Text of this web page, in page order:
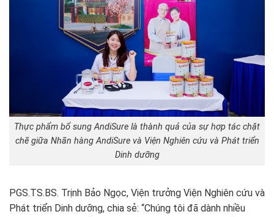
Thực phẩm bổ sung AndiSure là thành quả của sự hợp tác chặt
chẽ giữa Nhãn hàng AndiSure và Viện Nghiên cứu và Phát triển
Dinh dưỡng
PGS.TS.BS. Trịnh Bảo Ngọc, Viện trưởng Viện Nghiên cứu và
Phát triển Dinh dưỡng, chia sẻ: “Chúng tôi đã dành nhiều